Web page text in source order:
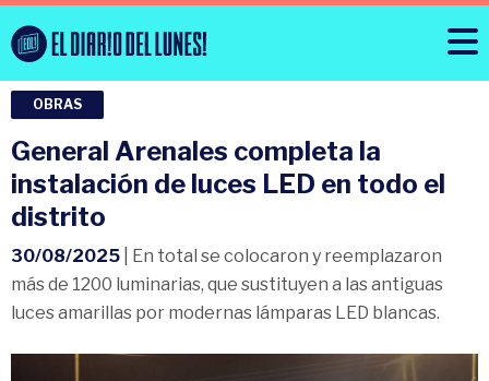
OBRAS
General Arenales completa la
instalación de luces LED en todo el
distrito
30/08/2025 | En total se colocaron y reemplazaron
más de 1200 luminarias, que sustituyen a las antiguas
luces amarillas por modernas lámparas LED blancas.